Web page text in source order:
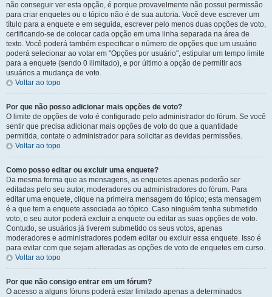
não conseguir ver esta opção, é porque provavelmente não possui permissão
para criar enquetes ou o tópico não é de sua autoria. Você deve escrever um
título para a enquete e em seguida, escrever pelo menos duas opções de voto,
certificando-se de colocar cada opção em uma linha separada na área de
texto. Você poderá também especificar o número de opções que um usuário
poderá selecionar ao votar em "Opções por usuário", estipular um tempo limite
para a enquete (sendo 0 ilimitado), e por último a opção de permitir aos
usuários a mudança de voto.
Voltar ao topo
Por que não posso adicionar mais opções de voto?
O limite de opções de voto é configurado pelo administrador do fórum. Se você
sentir que precisa adicionar mais opções de voto do que a quantidade
permitida, contate o administrador para solicitar as devidas permissões.
Voltar ao topo
Como posso editar ou excluir uma enquete?
Da mesma forma que as mensagens, as enquetes apenas poderão ser
editadas pelo seu autor, moderadores ou administradores do fórum. Para
editar uma enquete, clique na primeira mensagem do tópico; esta mensagem
é a que tem a enquete associada ao tópico. Caso ninguém tenha submetido
voto, o seu autor poderá excluir a enquete ou editar as suas opções de voto.
Contudo, se usuários já tiverem submetido os seus votos, apenas
moderadores e administradores podem editar ou excluir essa enquete. Isso é
para evitar com que sejam alteradas as opções de voto de enquetes em curso.
Voltar ao topo
Por que não consigo entrar em um fórum?
O acesso a alguns fóruns poderá estar limitado apenas a determinados